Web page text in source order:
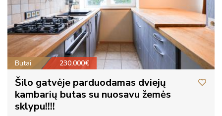
Butai 230,000€
Šilo gatvėje parduodamas dviejų
kambarių butas su nuosavu žemės
sklypu!!!!